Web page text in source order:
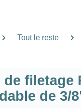
Tout le reste
filetage
de 3/